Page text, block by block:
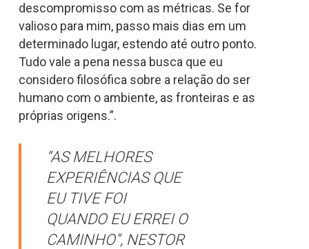
descompromisso com as métricas. Se for
valioso para mim, passo mais dias em um
determinado lugar, estendo até outro ponto.
Tudo vale a pena nessa busca que eu
considero filosófica sobre a relação do ser
humano com o ambiente, as fronteiras e as
próprias origens.”.
“AS MELHORES
EXPERIÊNCIAS QUE
EU TIVE FOI
QUANDO EU ERREI O
CAMINHO”, NESTOR